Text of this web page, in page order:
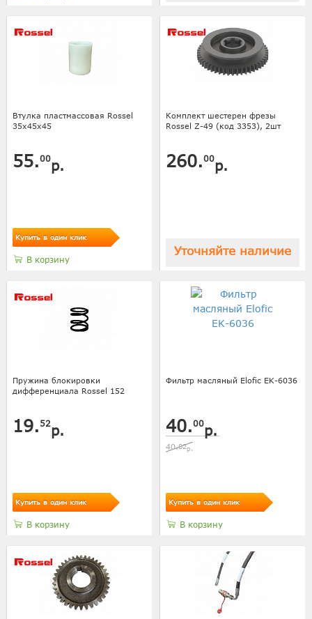
Втулка пластмассовая Rossel
35х45х45
55.00р.
Купить в один клик
В корзину
Комплект шестерен фрезы
Rossel Z-49 (код 3353), 2шт
260.00р.
Уточняйте наличие
Пружина блокировки
дифференциала Rossel 152
19. 52р.
Купить в один клик
В корзину
Фильтр масляный Elofic EK-6036
40.00р.
40.82р.
Купить в один клик
В корзину